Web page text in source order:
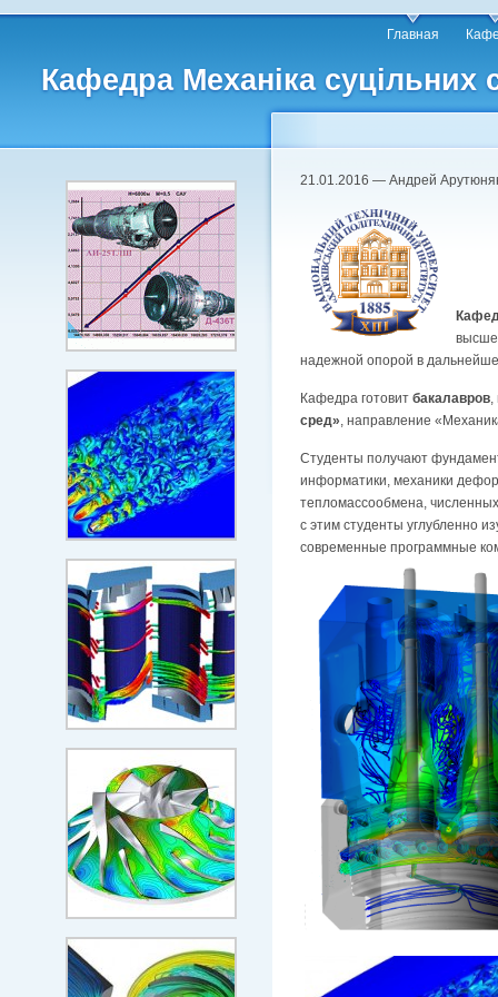
Кафедра Механіка суцільних
Главная
21.01.2016 — Андрей
надежной опорой в
Кафедра готовит бакалавров,
сред», направление
Студенты получают
информатики, механики
тепломассообмена,
с этим студенты углубленно
современные программные